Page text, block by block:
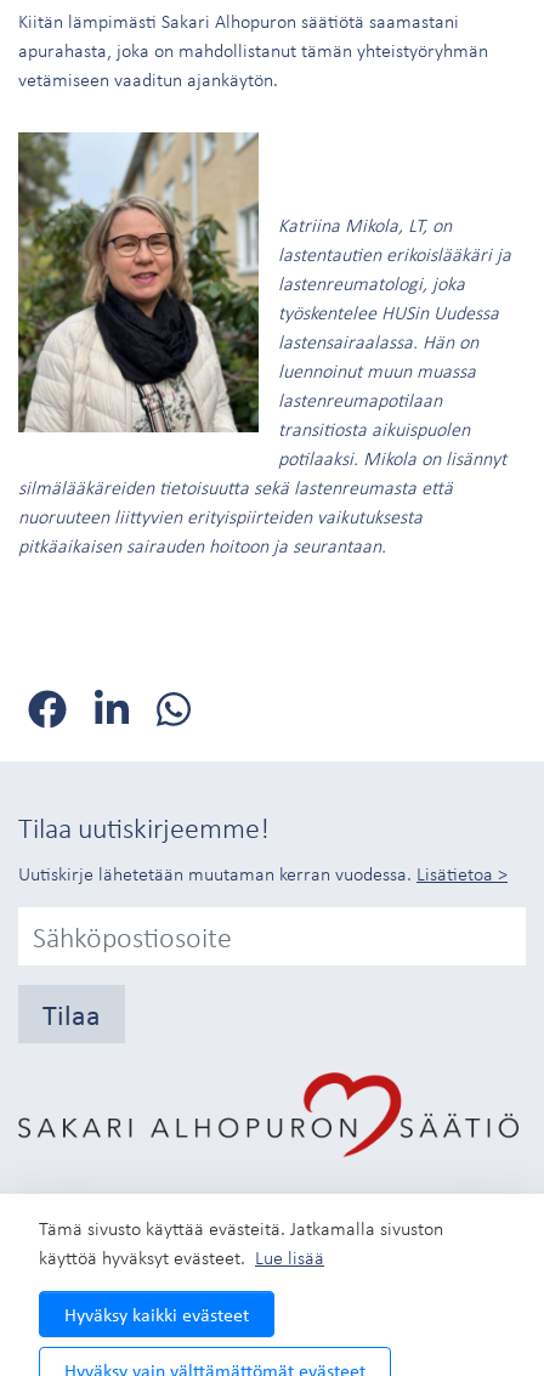
Kiitän lämpimästi Sakari Alhopuron säätiötä saamastani
apurahasta, joka on mahdollistanut tämän yhteistyöryhmän
vetämiseen vaaditun ajankäytön.
Katriina Mikola, LT, on
lastentautien erikoislääkäri ja
lastenreumatologi, joka
työskentelee HUSin Uudessa
lastensairaalassa. Hän on
luennoinut muun muassa
lastenreumapotilaan
transitiosta aikuispuolen
potilaaksi. Mikola on lisännyt
silmälääkäreiden tietoisuutta sekä lastenreumasta että
nuoruuteen liittyvien erityispiirteiden vaikutuksesta
pitkäaikaisen sairauden hoitoon ja seurantaan.
Tilaa uutiskirjeemme!
Uutiskirje lähetetään muutaman kerran vuodessa. Lisätietoa >
Tilaa
Instagram
© Sakari Alhopuron säätiö
Tämä sivusto käyttää evästeitä. Jatkamalla sivuston
käyttöä hyväksyt evästeet. Lue lisää
Hyväksy kaikki evästeet
Hyväksy vain välttämättömät evästeet